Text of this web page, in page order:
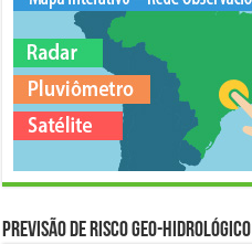
Previsão de Risco Geo-Hidrológico